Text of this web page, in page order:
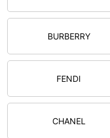
BURBERRY
FENDI
CHANEL